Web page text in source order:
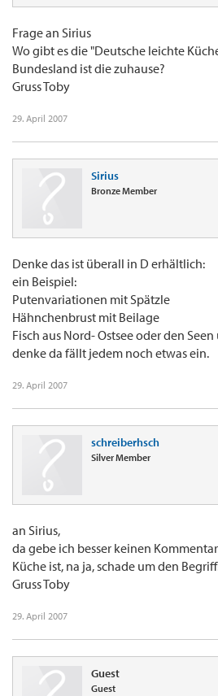
Frage an Sirius
Wo gibt es die "Deutsche leichte
Bundesland ist die zuhause?
Gruss Toby
29. April 2007
Sirius
Bronze Member
Denke das ist überall in D erhältlich:
ein Beispiel:
Putenvariationen mit Spätzle
Hähnchenbrust mit Beilage
Fisch aus Nord- Ostsee oder den
denke da fällt jedem noch etwas ein.
29. April 2007
schreiberhsch
Silver Member
an Sirius,
da gebe ich besser keinen
Küche ist, na ja, schade um den
Gruss Toby
29. April 2007
Guest
Guest